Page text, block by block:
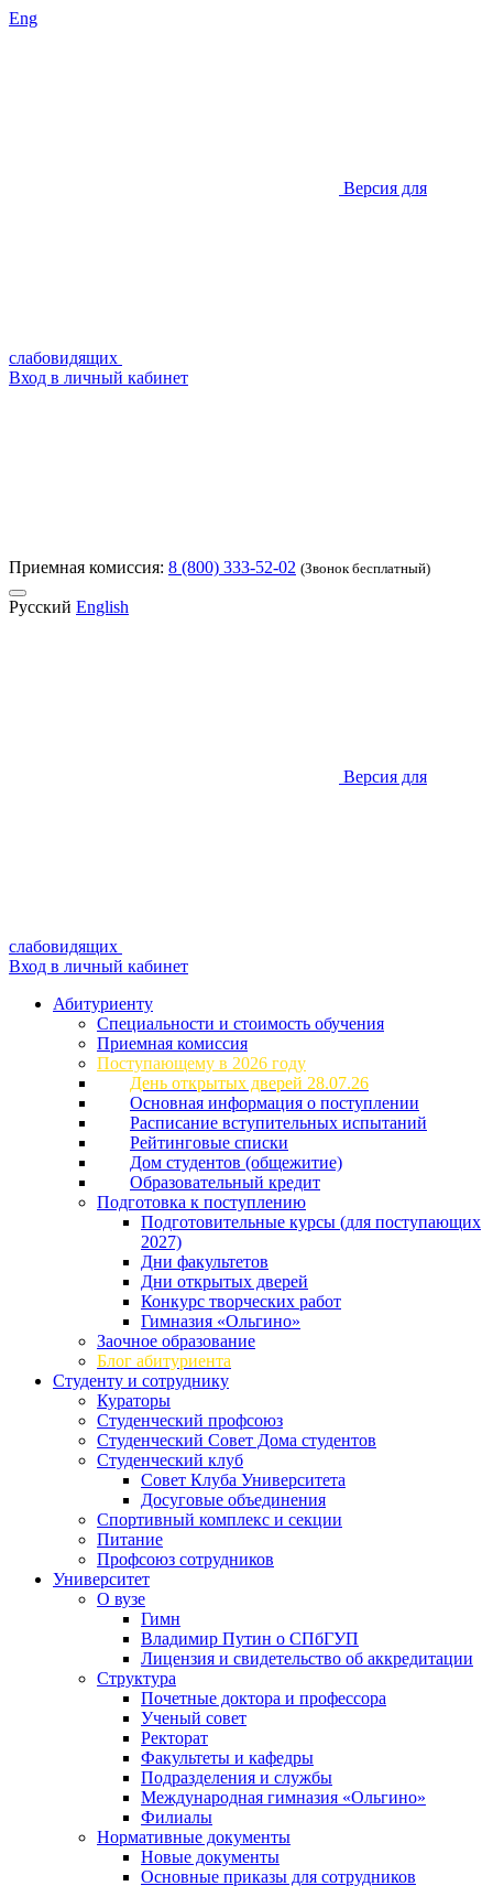
Eng
Версия для
слабовидящих
Вход в личный кабинет
Приемная комиссия: 8 (800) 333-52-02 (Звонок бесплатный)
Русский English
Версия для
слабовидящих
Вход в личный кабинет
Абитуриенту
Специальности и стоимость обучения
Приемная комиссия
Поступающему в 2026 году
День открытых дверей 28.07.26
Основная информация о поступлении
Расписание вступительных испытаний
Рейтинговые списки
Дом студентов (общежитие)
Образовательный кредит
Подготовка к поступлению
Подготовительные курсы (для поступающих
2027)
Дни факультетов
Дни открытых дверей
Конкурс творческих работ
Гимназия «Ольгино»
Заочное образование
Блог абитуриента
Студенту и сотруднику
Кураторы
Студенческий профсоюз
Студенческий Совет Дома студентов
Студенческий клуб
Совет Клуба Университета
Досуговые объединения
Спортивный комплекс и секции
Питание
Профсоюз сотрудников
Университет
О вузе
Гимн
Владимир Путин о СПбГУП
Лицензия и свидетельство об аккредитации
Структура
Почетные доктора и профессора
Ученый совет
Ректорат
Факультеты и кафедры
Подразделения и службы
Международная гимназия «Ольгино»
Филиалы
Нормативные документы
Новые документы
Основные приказы для сотрудников